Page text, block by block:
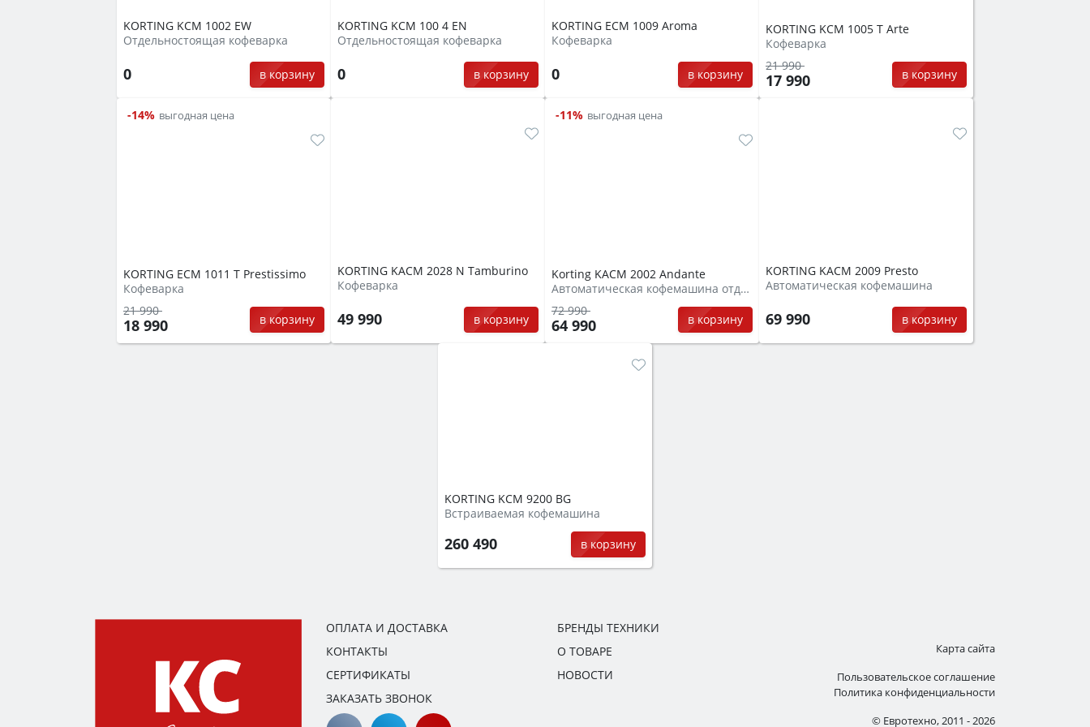
KORTING KCM 1002 EW
Отдельностоящая кофеварка
0 в корзину
KORTING KCM 100 4 EN
Отдельностоящая кофеварка
0 в корзину
KORTING ECM 1009 Aroma
Кофеварка
0 в корзину
KORTING KCM 1005 T Arte
Кофеварка
21 990
17 990 в корзину
-14% выгодная цена
KORTING ECM 1011 T Prestissimo
Кофеварка
21 990
18 990 в корзину
KORTING KACM 2028 N Tamburino
Кофеварка
49 990 в корзину
-11% выгодная цена
Korting KACM 2002 Andante
Автоматическая кофемашина отдельностоящая
72 990
64 990 в корзину
KORTING KACM 2009 Presto
Автоматическая кофемашина
69 990 в корзину
KORTING KCM 9200 BG
Встраиваемая кофемашина
260 490 в корзину
ОПЛАТА И ДОСТАВКА
КОНТАКТЫ
СЕРТИФИКАТЫ
ЗАКАЗАТЬ ЗВОНОК
БРЕНДЫ ТЕХНИКИ
О ТОВАРЕ
НОВОСТИ
Карта сайта
Пользовательское соглашение
Политика конфиденциальности
© Евротехно, 2011 - 2026